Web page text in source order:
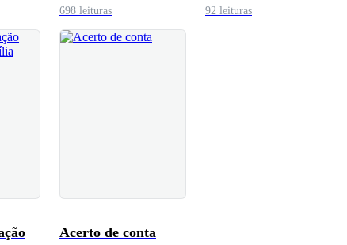
698 leituras
92 leituras
Acerto de conta